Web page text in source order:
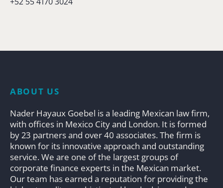
ABOUT US
Nader Hayaux Goebel is a leading Mexican law firm,
with offices in Mexico City and London. It is formed
by 23 partners and over 40 associates. The firm is
known for its innovative approach and outstanding
service. We are one of the largest groups of
corporate finance experts in the Mexican market.
Our team has earned a reputation for providing the